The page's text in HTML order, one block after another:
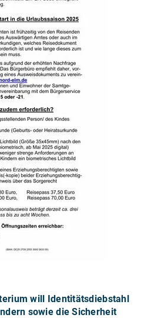
will Identitätsdiebstahl
sowie die Sicherheit